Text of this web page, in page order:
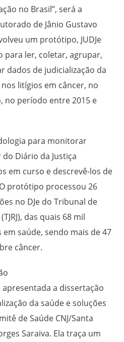
no Brasil”, será a
de Jânio Gustavo
um protótipo, JUDJe
para ler, coletar, agrupar,
dados de judicialização da
litígios em câncer, no
no período entre 2015 e
para monitorar
Diário da Justiça
em curso e descrevê-los de
protótipo processou 26
no DJe do Tribunal de
das quais 68 mil
saúde, sendo mais de 47
câncer.
a dissertação
da saúde e soluções
de Saúde CNJ/Santa
Saraiva. Ela traça um